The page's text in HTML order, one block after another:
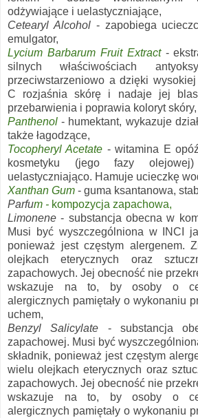
odżywiające i uelastyczniające,
Cetearyl Alcohol - zapobiega
emulgator,
Lycium Barbarum Fruit Extract-
silnych właściwościach
przeciwstarzeniowo a dzięki
C rozjaśnia skórę i nadaje jej
przebarwienia i poprawia koloryt skóry,
Panthenol - humektant, wykazuje
także łagodzące,
Tocopheryl Acetate - witamina E
kosmetyku (jego fazy
uelastyczniająco. Hamuje ucieczkę
Xanthan Gum - guma ksantanowa,
Parfum - kompozycja zapachowa,
Limonene- substancja obecna w
Musi być wyszczególniona w INCI
ponieważ jest częstym alergenem.
olejkach eterycznych oraz
zapachowych. Jej obecność nie
wskazuje na to, by osoby o
alergicznych pamiętały o wykonaniu
uchem,
Benzyl Salicylate - substancja
zapachowej. Musi być
składnik, ponieważ jest częstym
wielu olejkach eterycznych oraz
zapachowych. Jej obecność nie
wskazuje na to, by osoby o
alergicznych pamiętały o wykonaniu